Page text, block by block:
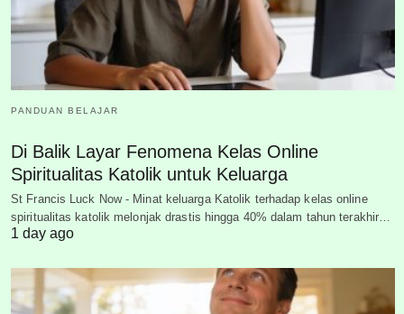
PANDUAN BELAJAR
Di Balik Layar Fenomena Kelas Online
Spiritualitas Katolik untuk Keluarga
St Francis Luck Now - Minat keluarga Katolik terhadap kelas online
spiritualitas katolik melonjak drastis hingga 40% dalam tahun terakhir…
1 day ago